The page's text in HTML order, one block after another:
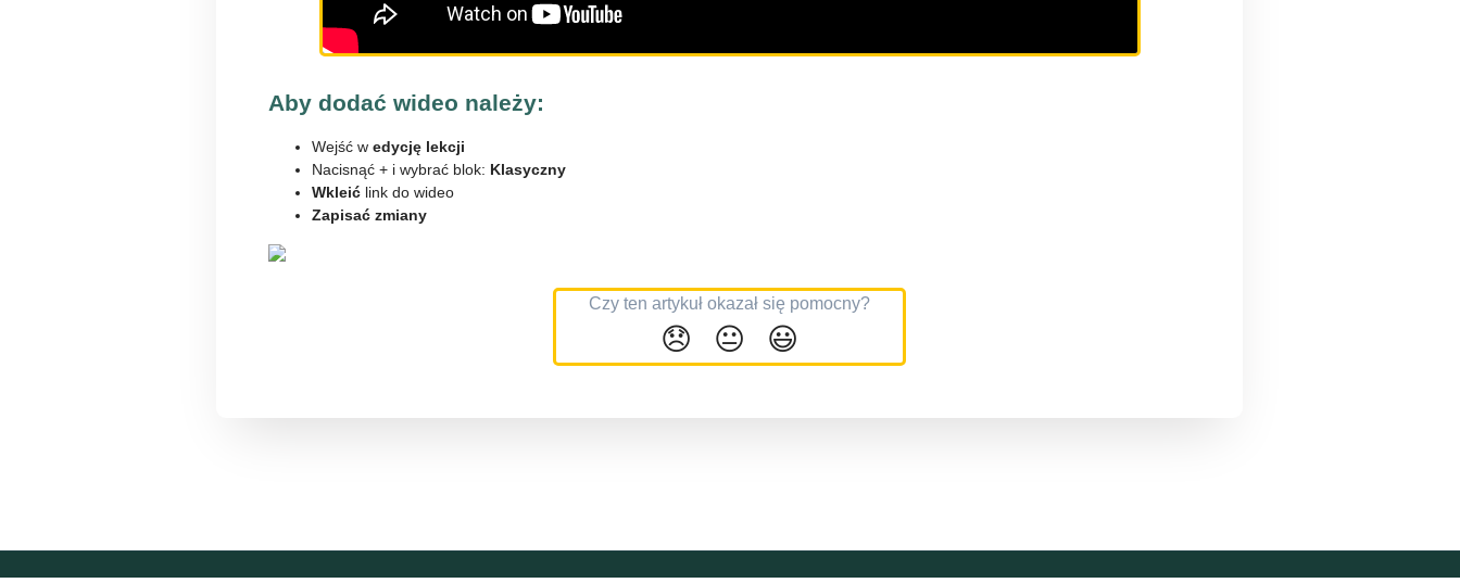
Aby dodać wideo należy:
Wejść wedycję lekcji
Nacisnąć + i wybrać blok: Klasyczny
Wkleić link do wideo
Zapisać zmiany
Czy ten artykuł okazał się pomocny?
😞 😐 😃